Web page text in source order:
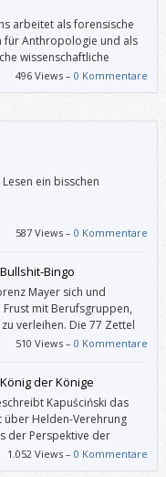
arbeitet als forensische
für Anthropologie und als
wissenschaftliche
und drei Kinder “hat”
noch ca. einen Roman
496 Views –0 Kommentare
ein bisschen
587 Views –0 Kommentare
Bingo
Mayer sich und
mit Berufsgruppen,
verleihen. Die 77 Zettel
heraustrennen – und wem
eigene Bullshit-
510 Views –0 Kommentare
der Könige
Kapuściński das
über Helden-Verehrung
der Perspektive der
Spitzel und Helfershelfer,
gedient haben.
1.052 Views –0 Kommentare